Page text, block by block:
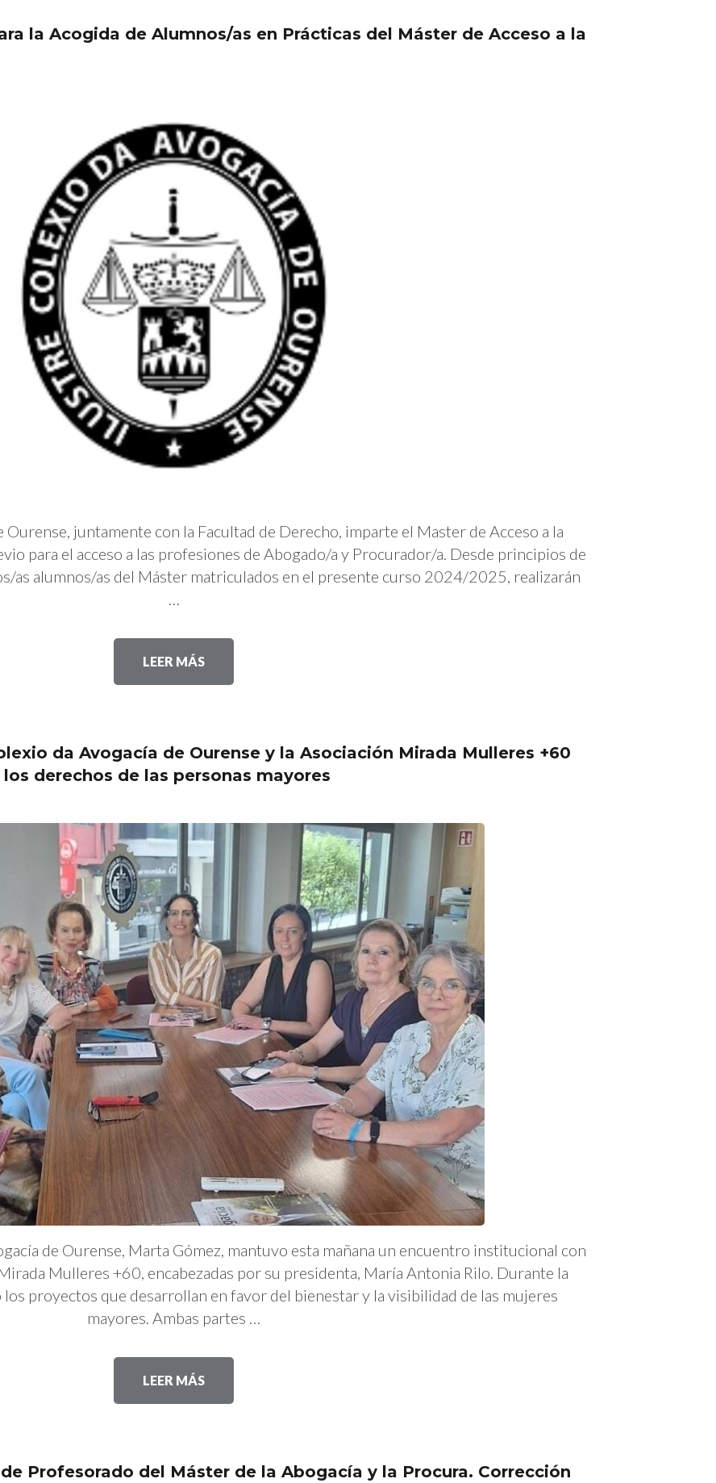
la Acogida de Alumnos/as en Prácticas del Máster de Acceso a la
Ourense, juntamente con la Facultad de Derecho, imparte el Master de Acceso a la
para el acceso a las profesiones de Abogado/a y Procurador/a. Desde principios de
as alumnos/as del Máster matriculados en el presente curso 2024/2025, realizarán
…
LEER MÁS
da Avogacía de Ourense y la Asociación Mirada Mulleres +60
derechos de las personas mayores
de Ourense, Marta Gómez, mantuvo esta mañana un encuentro institucional con
Mulleres +60, encabezadas por su presidenta, María Antonia Rilo. Durante la
proyectos que desarrollan en favor del bienestar y la visibilidad de las mujeres
mayores. Ambas partes …
LEER MÁS
Profesorado del Máster de la Abogacía y la Procura. Corrección